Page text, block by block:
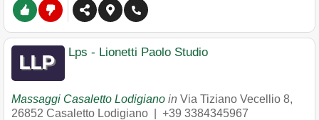
Lps - Lionetti Paolo Studio
Massaggi Casaletto Lodigiano in Via Tiziano Vecellio 8,
26852 Casaletto Lodigiano +39 3384345967